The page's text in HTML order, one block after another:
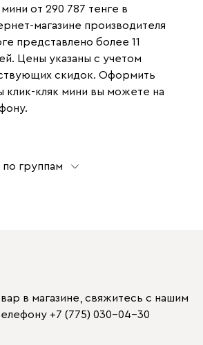
от 290 787 тенге в
магазине производителя
представлено более 11
Цены указаны с учетом
скидок. Оформить
клик-кляк мини вы можете на
группам
в магазине, свяжитесь с нашим
+7 (775) 030-04-30